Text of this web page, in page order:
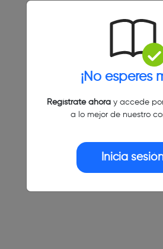
¡No esperes
Regístrate ahoray accede
a lo mejor de nuestro
Inicia